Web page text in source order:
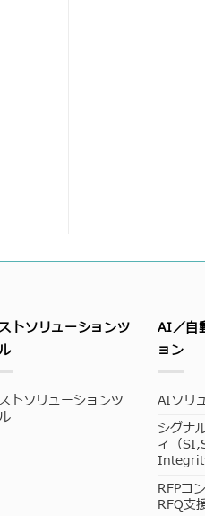
トソリューションツ
トソリューションツ
AI／自
ョン
AIソリ
シグナ
ィ（
RFPコ
RFQ支